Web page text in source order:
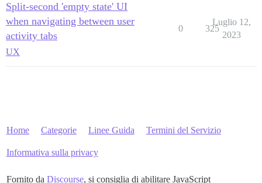
Split-second 'empty state' UI
when navigating between user
activity tabs
UX
0 325
Luglio 12,
2023
Home Categorie Linee Guida Termini del Servizio
Informativa sulla privacy
Fornito da Discourse, si consiglia di abilitare JavaScript